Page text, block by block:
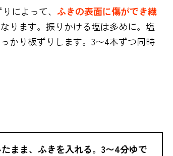
によって、 ふきの表面に傷ができ繊
ります。振りかける塩は多めに。塩
かり板ずりします。3〜4本ずつ同時
まま、ふきを入れる。3〜4分ゆで